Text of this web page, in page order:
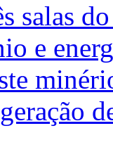
salas
e